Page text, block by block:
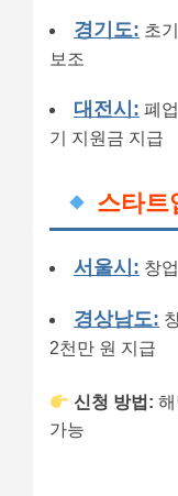
경기도: 초
보조
대전시: 폐
기 지원금 지급
스타트
서울시: 창
경상남도:
2천만 원 지급
신청 방법:
가능